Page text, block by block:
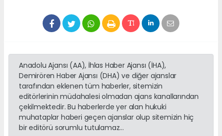
Anadolu Ajansı (AA), İhlas Haber Ajansı (İHA),
Demirören Haber Ajansı (DHA) ve diğer ajanslar
tarafından eklenen tüm haberler, sitemizin
editörlerinin müdahalesi olmadan ajans kanallarından
çekilmektedir. Bu haberlerde yer alan hukuki
muhataplar haberi geçen ajanslar olup sitemizin hiç
bir editörü sorumlu tutulamaz...